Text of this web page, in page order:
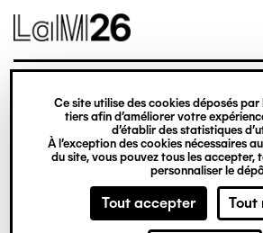
Gestion des cookies
Ce site utilise des cookies déposés par
tiers afin d’améliorer votre
d’établir des statistiques
À l’exception des cookies nécessaires
du site, vous pouvez tous les accepter,
personnaliser le
Tout accepter Tout
contenu